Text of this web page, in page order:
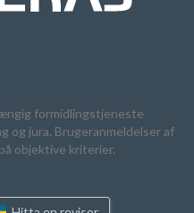
formidlingstjeneste
og jura. Brugeranmeldelser af
objektive kriterier.